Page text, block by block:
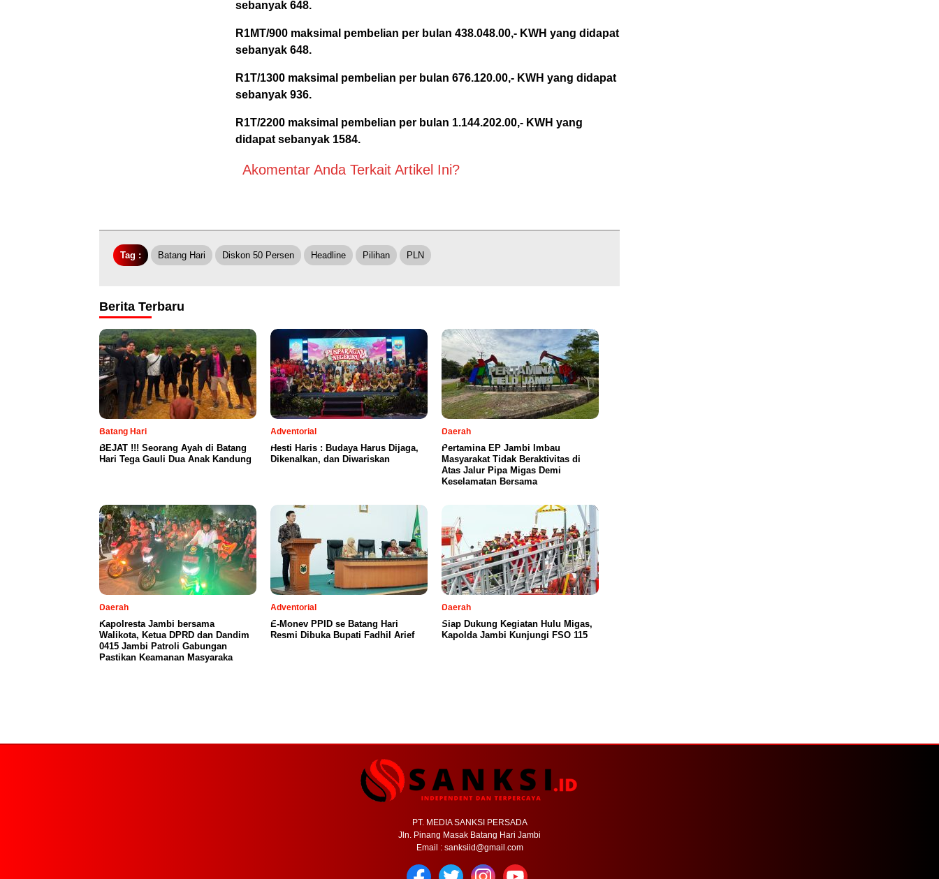
sebanyak 648.
R1MT/900 maksimal pembelian per bulan 438.048.00,- KWH yang didapat
sebanyak 648.
R1T/1300 maksimal pembelian per bulan 676.120.00,- KWH yang didapat
sebanyak 936.
R1T/2200 maksimal pembelian per bulan 1.144.202.00,- KWH yang
didapat sebanyak 1584.
Akomentar Anda Terkait Artikel Ini?
Tag : Batang Hari Diskon 50 Persen Headline Pilihan PLN
Berita Terbaru
Batang Hari
BEJAT !!! Seorang Ayah di Batang
Hari Tega Gauli Dua Anak Kandung
Adventorial
Hesti Haris : Budaya Harus Dijaga,
Dikenalkan, dan Diwariskan
Daerah
Pertamina EP Jambi Imbau
Masyarakat Tidak Beraktivitas di
Atas Jalur Pipa Migas Demi
Keselamatan Bersama
Daerah
Kapolresta Jambi bersama
Walikota, Ketua DPRD dan Dandim
0415 Jambi Patroli Gabungan
Pastikan Keamanan Masyaraka
Adventorial
E-Monev PPID se Batang Hari
Resmi Dibuka Bupati Fadhil Arief
Daerah
Siap Dukung Kegiatan Hulu Migas,
Kapolda Jambi Kunjungi FSO 115
PT. MEDIA SANKSI PERSADA
Jln. Pinang Masak Batang Hari Jambi
Email : sanksiid@gmail.com